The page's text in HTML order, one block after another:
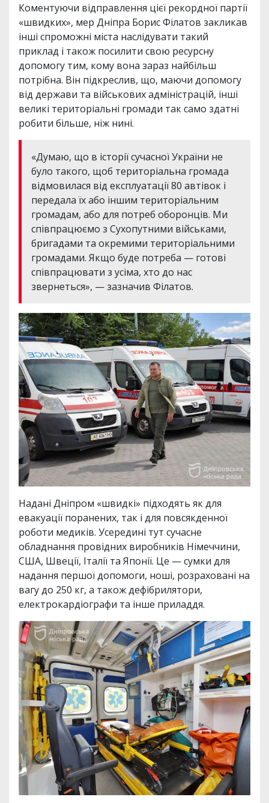
Коментуючи відправлення цієї рекордної партії
«швидких», мер Дніпра Борис Філатов закликав
інші спроможні міста наслідувати такий
приклад і також посилити свою ресурсну
допомогу тим, кому вона зараз найбільш
потрібна. Він підкреслив, що, маючи допомогу
від держави та військових адміністрацій, інші
великі територіальні громади так само здатні
робити більше, ніж нині.
«Думаю, що в історії сучасної України не
було такого, щоб територіальна громада
відмовилася від експлуатації 80 автівок і
передала їх або іншим територіальним
громадам, або для потреб оборонців. Ми
співпрацюємо з Сухопутними військами,
бригадами та окремими територіальними
громадами. Якщо буде потреба — готові
співпрацювати з усіма, хто до нас
звернеться», — зазначив Філатов.
Надані Дніпром «швидкі» підходять як для
евакуації поранених, так і для повсякденної
роботи медиків. Усередині тут сучасне
обладнання провідних виробників Німеччини,
США, Швеції, Італії та Японії. Це — сумки для
надання першої допомоги, ноші, розраховані на
вагу до 250 кг, а також дефібрилятори,
електрокардіографи та інше приладдя.